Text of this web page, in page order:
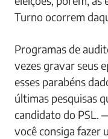
Turno ocorrem
Programas de
vezes gravar seus
esses parabéns
últimas pesquisas
candidato do PSL.
você consiga fazer